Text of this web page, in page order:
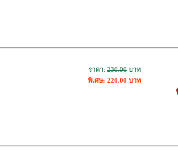
ราคา: 230.00 บาท
พิเศษ: 220.00 บาท